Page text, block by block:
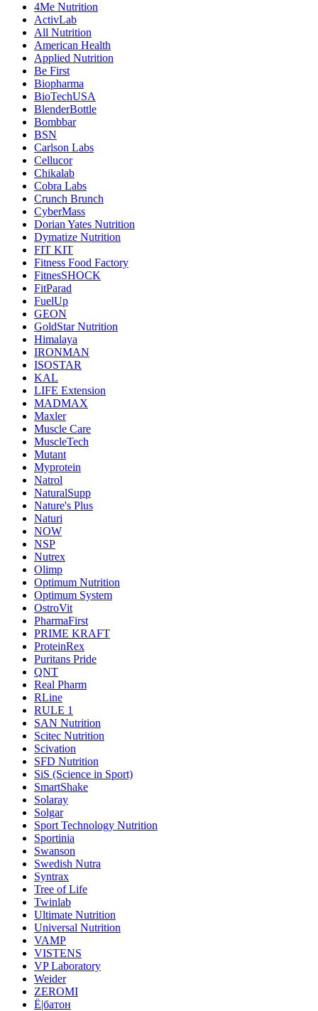
4Me Nutrition
ActivLab
All Nutrition
American Health
Applied Nutrition
Be First
Biopharma
BioTechUSA
BlenderBottle
Bombbar
BSN
Carlson Labs
Cellucor
Chikalab
Cobra Labs
Crunch Brunch
CyberMass
Dorian Yates Nutrition
Dymatize Nutrition
FIT KIT
Fitness Food Factory
FitnesSHOCK
FitParad
FuelUp
GEON
GoldStar Nutrition
Himalaya
IRONMAN
ISOSTAR
KAL
LIFE Extension
MADMAX
Maxler
Muscle Care
MuscleTech
Mutant
Myprotein
Natrol
NaturalSupp
Nature's Plus
Naturi
NOW
NSP
Nutrex
Olimp
Optimum Nutrition
Optimum System
OstroVit
PharmaFirst
PRIME KRAFT
ProteinRex
Puritans Pride
QNT
Real Pharm
RLine
RULE 1
SAN Nutrition
Scitec Nutrition
Scivation
SFD Nutrition
SiS (Science in Sport)
SmartShake
Solaray
Solgar
Sport Technology Nutrition
Sportinia
Swanson
Swedish Nutra
Syntrax
Tree of Life
Twinlab
Ultimate Nutrition
Universal Nutrition
VAMP
VISTENS
VP Laboratory
Weider
ZEROMI
Ё|батон